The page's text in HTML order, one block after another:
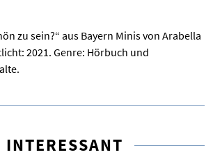
zu sein?“ aus Bayern Minis von Arabella
2021. Genre: Hörbuch und
INTERESSANT